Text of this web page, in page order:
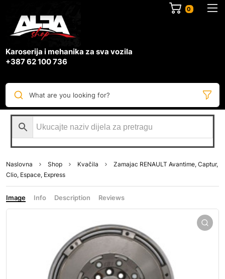
0
Karoserija i mehanika za sva vozila
+387 62 100 736
What are you looking for?
Naslovna Shop Kvačila
Zamajac RENAULT Avantime, Captur,
Clio, Espace, Express
Image Info Description Reviews